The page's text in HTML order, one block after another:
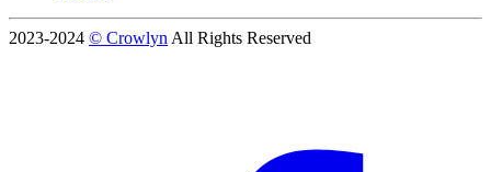
2023-2024 © Crowlyn All Rights Reserved